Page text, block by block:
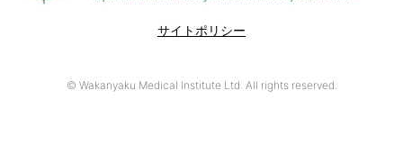
サイトポリシー
© Wakanyaku Medical Institute Ltd. All rights reserved.